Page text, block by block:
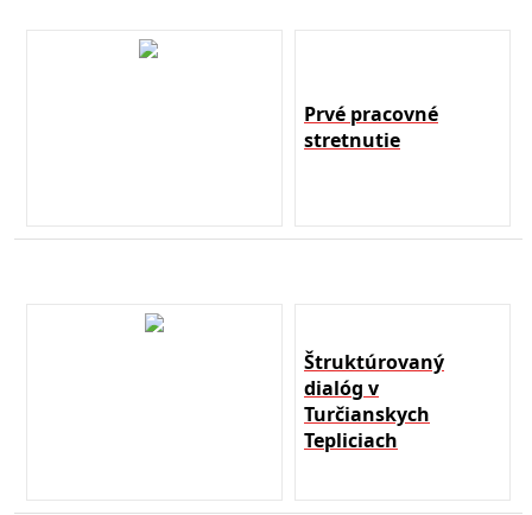
Prvé pracovné
stretnutie
Štruktúrovaný
dialóg v
Turčianskych
Tepliciach